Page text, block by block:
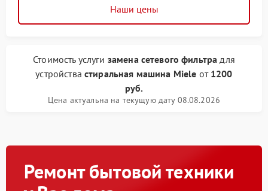
Наши цены
Стоимость услуги замена сетевого фильтра для
устройства стиральная машина Miele от 1200
руб.
Цена актуальна на текущую дату 08.08.2026
Ремонт бытовой техники